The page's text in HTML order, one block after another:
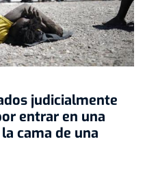
judicialmente
entrar en una
cama de una